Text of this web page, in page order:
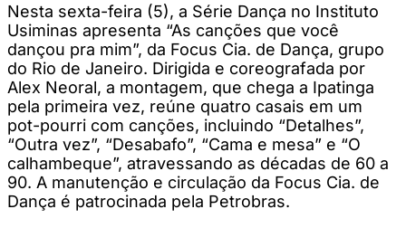
Nesta sexta-feira (5), a Série Dança no Instituto
Usiminas apresenta “As canções que você
dançou pra mim”, da Focus Cia. de Dança, grupo
do Rio de Janeiro. Dirigida e coreografada por
Alex Neoral, a montagem, que chega a Ipatinga
pela primeira vez, reúne quatro casais em um
pot-pourri com canções, incluindo “Detalhes”,
“Outra vez”, “Desabafo”, “Cama e mesa” e “O
calhambeque”, atravessando as décadas de 60 a
90. A manutenção e circulação da Focus Cia. de
Dança é patrocinada pela Petrobras.